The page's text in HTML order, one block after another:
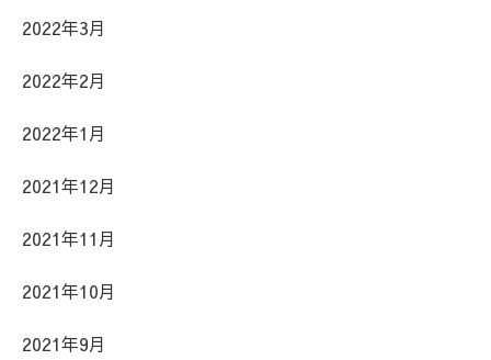
2022年3月
2022年2月
2022年1月
2021年12月
2021年11月
2021年10月
2021年9月